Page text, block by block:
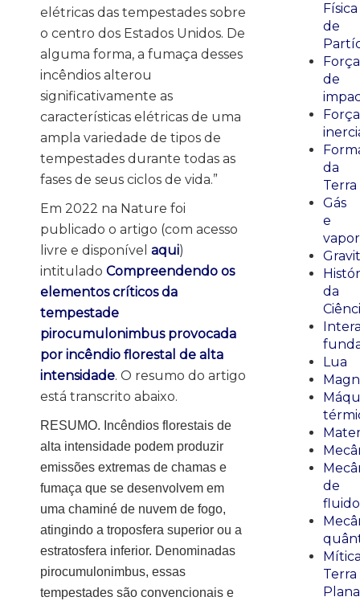
elétricas das tempestades sobre
o centro dos Estados Unidos. De
alguma forma, a fumaça desses
incêndios alterou
significativamente as
características elétricas de uma
ampla variedade de tipos de
tempestades durante todas as
fases de seus ciclos de vida.”
Em 2022 na Nature foi
publicado o artigo (com acesso
livre e disponível aqui)
intitulado Compreendendo os
elementos críticos da
tempestade
pirocumulonimbus provocada
por incêndio florestal de alta
intensidade. O resumo do artigo
está transcrito abaixo.
RESUMO. Incêndios florestais de
alta intensidade podem produzir
emissões extremas de chamas e
fumaça que se desenvolvem em
uma chaminé de nuvem de fogo,
atingindo a troposfera superior ou a
estratosfera inferior. Denominadas
pirocumulonimbus, essas
tempestades são convencionais e
Física
de
Força
de
da
Terra
Gás
e
vapor
da
Lua
de
Terra
Plana